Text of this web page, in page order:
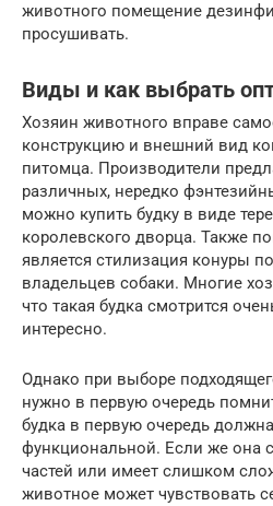
животного помещение
просушивать.
Виды и как выбрать
Хозяин животного вправе
конструкцию и внешний вид
питомца. Производители
различных, нередко
можно купить будку в виде
королевского дворца. Также
является стилизация конуры
владельцев собаки. Многие
что такая будка смотрится
интересно.
Однако при выборе
нужно в первую очередь
будка в первую очередь
функциональной. Если же она
частей или имеет слишком
животное может чувствовать